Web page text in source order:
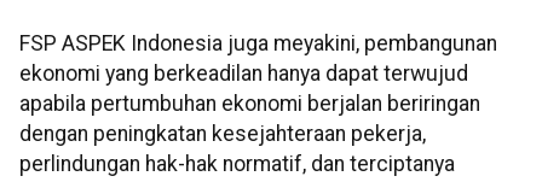
FSP ASPEK Indonesia juga meyakini, pembangunan
ekonomi yang berkeadilan hanya dapat terwujud
apabila pertumbuhan ekonomi berjalan beriringan
dengan peningkatan kesejahteraan pekerja,
perlindungan hak-hak normatif, dan terciptanya